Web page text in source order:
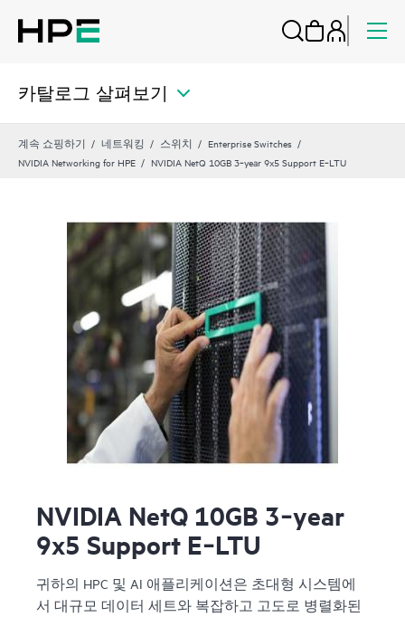
카탈로그 살펴보기
계속 쇼핑하기 네트워킹 스위치
Enterprise Switches
NVIDIA Networking for HPE
NVIDIA NetQ 10GB 3‑year 9x5 Support E‑LTU
NVIDIA NetQ 10GB 3‑year
9x5 Support E‑LTU
귀하의 HPC 및 AI 애플리케이션은 초대형 시스템에
서 대규모 데이터 세트와 복잡하고 고도로 병렬화된